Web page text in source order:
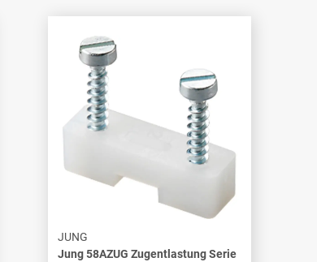
JUNG
Jung 58AZUG Zugentlastung Serie